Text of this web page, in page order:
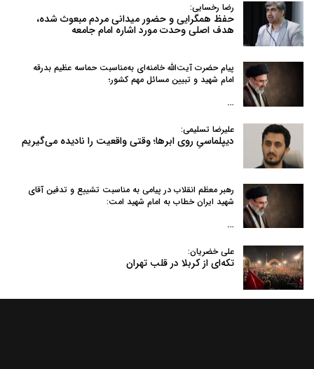
رضا رخسایی:
حفظ همگرایی و حضور میدانی مردم مبعوث شده،
هدف اصلی وحدت مورد اشاره امام جامعه
پیام حضرت آیت‌الله خامنه‌ای به‌مناسبت حماسه عظیم بدرقه
امام شهید و تبیین مسائل مهم کشور؛
…
علیرضا تسلیمی:
دیپلماسیِ روی ابرها؛ وقتی واقعیت را نادیده می‌گیریم
رهبر معظم انقلاب در پیامی به‌ مناسبت تشییع و تدفین آقای
شهید ایران خطاب به امام شهید امت:
…
علی خضریان:
تکه‌ای از کربلا در قلب تهران